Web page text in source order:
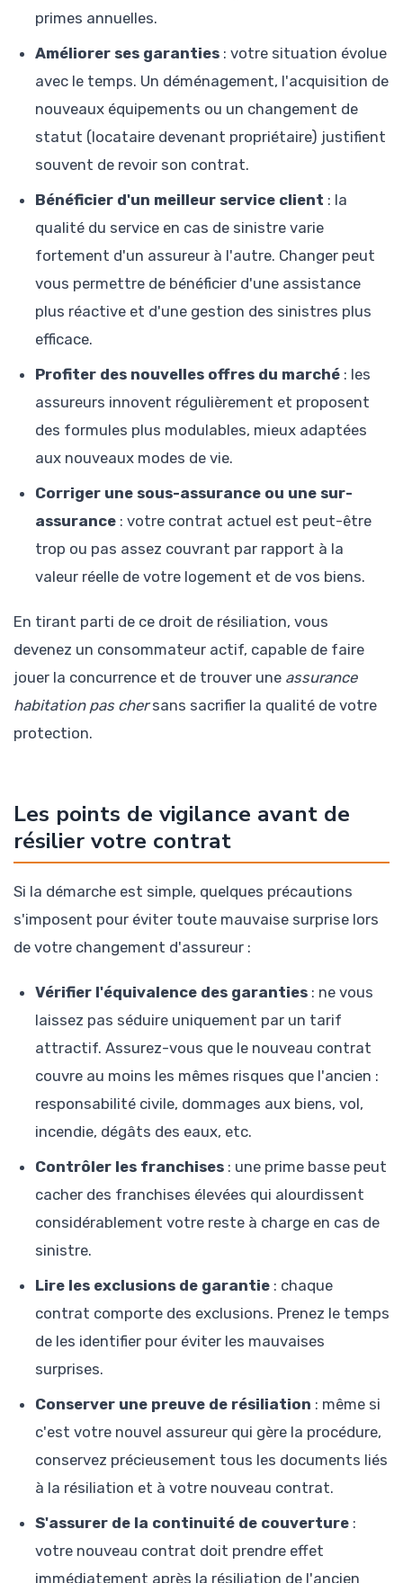
primes annuelles.
Améliorer ses garanties : votre situation évolue
avec le temps. Un déménagement, l'acquisition de
nouveaux équipements ou un changement de
statut (locataire devenant propriétaire) justifient
souvent de revoir son contrat.
Bénéficier d'un meilleur service client : la
qualité du service en cas de sinistre varie
fortement d'un assureur à l'autre. Changer peut
vous permettre de bénéficier d'une assistance
plus réactive et d'une gestion des sinistres plus
efficace.
Profiter des nouvelles offres du marché : les
assureurs innovent régulièrement et proposent
des formules plus modulables, mieux adaptées
aux nouveaux modes de vie.
Corriger une sous-assurance ou une sur-
assurance : votre contrat actuel est peut-être
trop ou pas assez couvrant par rapport à la
valeur réelle de votre logement et de vos biens.
En tirant parti de ce droit de résiliation, vous
devenez un consommateur actif, capable de faire
jouer la concurrence et de trouver une assurance
habitation pas chersans sacrifier la qualité de votre
protection.
Les points de vigilance avant de
résilier votre contrat
Si la démarche est simple, quelques précautions
s'imposent pour éviter toute mauvaise surprise lors
de votre changement d'assureur :
Vérifier l'équivalence des garanties : ne vous
laissez pas séduire uniquement par un tarif
attractif. Assurez-vous que le nouveau contrat
couvre au moins les mêmes risques que l'ancien :
responsabilité civile, dommages aux biens, vol,
incendie, dégâts des eaux, etc.
Contrôler les franchises : une prime basse peut
cacher des franchises élevées qui alourdissent
considérablement votre reste à charge en cas de
sinistre.
Lire les exclusions de garantie : chaque
contrat comporte des exclusions. Prenez le temps
de les identifier pour éviter les mauvaises
surprises.
Conserver une preuve de résiliation : même si
c'est votre nouvel assureur qui gère la procédure,
conservez précieusement tous les documents liés
à la résiliation et à votre nouveau contrat.
S'assurer de la continuité de couverture :
votre nouveau contrat doit prendre effet
immédiatement après la résiliation de l'ancien